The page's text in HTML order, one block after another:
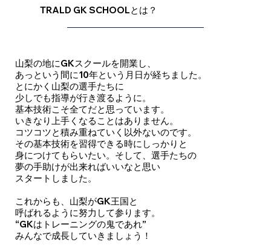
​TRALD GK SCHOOLとは？
山梨の地にGKスクールを開業し、
あっという間に10年という月日が経ちました。
とにかく山梨の選手たちに
少しでも指導が行き渡るように。
基本技術こそ全てだと思っています。
いきなり上手くなることはありません。
コツコツと積み重ねていく以外ないのです。
その基本技術を習得できる時にしっかりと
身につけてもらいたい。そして、選手たちの
夢の手助けが出来ればいいなと思い
スタートしました。
これからも、山梨がGK王国と
呼ばれるように努力して参ります。
“GKはトレーニングの鬼であれ”
みんなで成長していきましょう！